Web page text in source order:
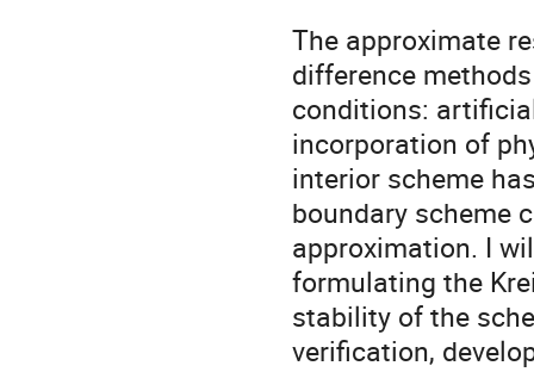
The approximate
difference
conditions:
incorporation of
interior scheme
boundary scheme
approximation. I
formulating the
stability of the
verification,